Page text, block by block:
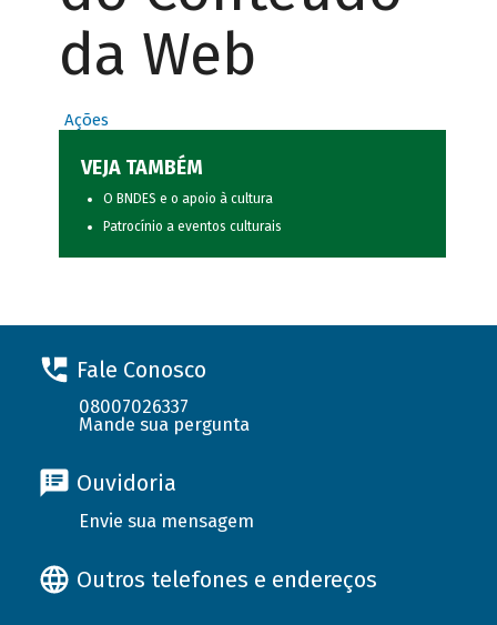
da Web
Ações
VEJA TAMBÉM
O BNDES e o apoio à cultura
Patrocínio a eventos culturais
Fale Conosco
08007026337
Mande sua pergunta
Ouvidoria
Envie sua mensagem
Outros telefones e endereços